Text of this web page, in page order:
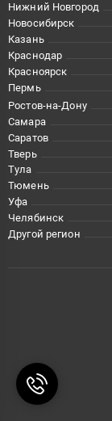
Нижний Новгород
Новосибирск
Казань
Краснодар
Красноярск
Пермь
Ростов-на-Дону
Самара
Саратов
Тверь
Тула
Тюмень
Уфа
Челябинск
Другой регион